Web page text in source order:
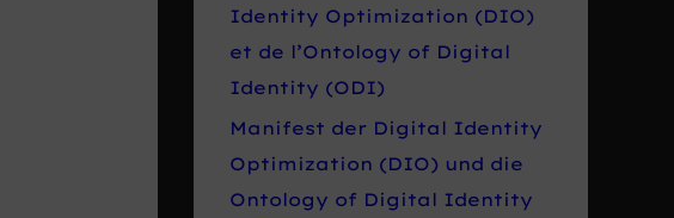
Identity Optimization (DIO)
et de l’Ontology of Digital
Identity (ODI)
Manifest der Digital Identity
Optimization (DIO) und die
Ontology of Digital Identity